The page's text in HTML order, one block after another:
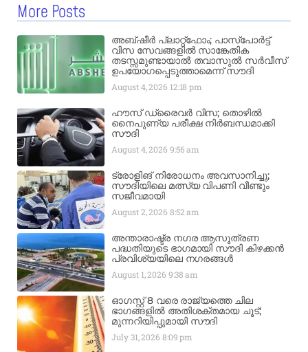
More Posts
അബ്ഷീർ പ്ലാറ്റ്‌ഫോം; പാസ്‌പോർട്ട്
വിസ സേവങ്ങളിൽ സാങ്കേതിക
തടസ്സമുണ്ടായാൽ തവാസുൽ സർവീസ്
ഉപയോഗപ്പെടുത്താമെന്ന് സൗദി
August 4, 2026 12:18 pm
ഹൗസ് ഡ്രൈവർ വിസ; തൊഴിൽ
നൈപുണ്യ പരീക്ഷ നിർബന്ധമാക്കി
സൗദി
August 4, 2026 9:56 am
ട്രോളിങ് നിരോധനം അവസാനിച്ചു;
സൗദിയിലെ മത്സ്യ വിപണി വീണ്ടും
സജീവമായി
August 2, 2026 8:52 am
അന്താരാഷ്ട്ര നഗര ആസൂത്രണ
പദ്ധതിയുടെ ഭാഗമായി സൗദി കിഴക്കൻ
പ്രവിശ്യയിലെ നഗരങ്ങൾ
August 1, 2026 9:38 am
ഓഗസ്റ്റ് 8 വരെ രാജ്യത്തെ ചില
ഭാഗങ്ങളിൽ അതിശക്തമായ ചൂട്;
മുന്നറിയിപ്പുമായി സൗദി
July 31, 2026 8:09 pm